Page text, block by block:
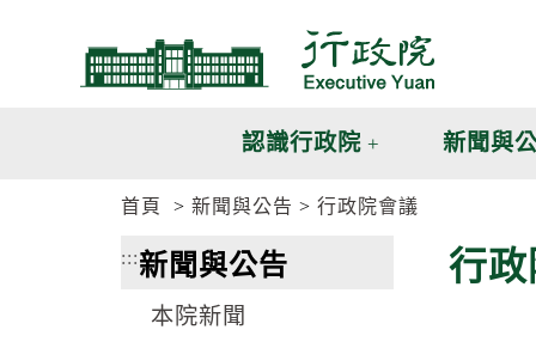
認識行政院 新聞與
首頁 新聞與公告 行政院會議
:::新聞與公告
本院新聞
行